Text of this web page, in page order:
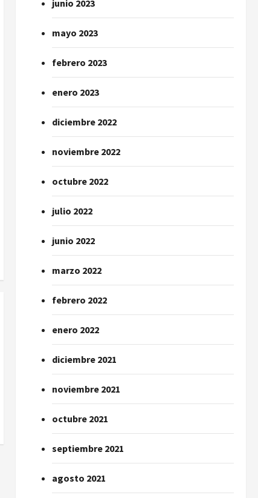
junio 2023
mayo 2023
febrero 2023
enero 2023
diciembre 2022
noviembre 2022
octubre 2022
julio 2022
junio 2022
marzo 2022
febrero 2022
enero 2022
diciembre 2021
noviembre 2021
octubre 2021
septiembre 2021
agosto 2021